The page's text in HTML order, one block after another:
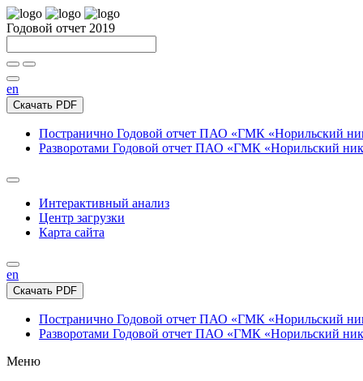
Годовой отчет 2019
en
Скачать PDF
Постранично Годовой отчет ПАО «ГМК «Норильский
Разворотами Годовой отчет ПАО «ГМК «Норильский
Интерактивный анализ
Центр загрузки
Карта сайта
en
Скачать PDF
Постранично Годовой отчет ПАО «ГМК «Норильский
Разворотами Годовой отчет ПАО «ГМК «Норильский
Меню